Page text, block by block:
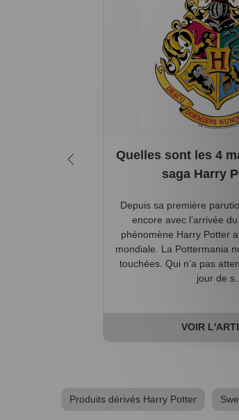
Quelles sont les 4
saga Harry
Depuis sa première
encore avec l’arrivée du
phénomène Harry Potter
mondiale. La Pottermania
touchées. Qui n’a pas
jour de s...
VOIR
Produits dérivés Harry Potter